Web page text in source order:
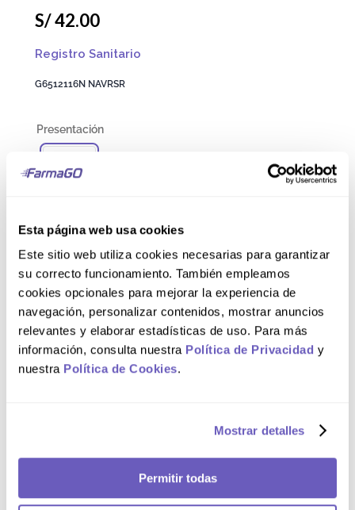
Esta página web usa cookies
Este sitio web utiliza cookies necesarias para garantizar
su correcto funcionamiento. También empleamos
cookies opcionales para mejorar la experiencia de
navegación, personalizar contenidos, mostrar anuncios
relevantes y elaborar estadísticas de uso. Para más
información, consulta nuestra Política de Privacidad y
nuestra Política de Cookies.
Mostrar detalles
Permitir todas
S/42.00
Registro Sanitario
G6512116N NAVRSR
Composición
Caramelos duros sabor a menta MENTHOLATUM®.
Cada caramelo duro contiene: Sacarosa, Glucosa,
Miel de Abeja, Mentol, Eucaliptol, Alcanfor, Azul FD&C
N° 1 (SIN 133), Amarillo FD&C N° 6 (SIN 110). Conservar
en lugar seco y fresco.
Cargando el resumen…
Por favor, inicia sesión para escribir un comentario.